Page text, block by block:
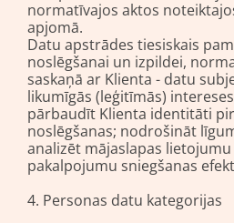
normatīvajos aktos
apjomā.
Datu apstrādes tiesiskais
noslēgšanai un izpildei,
saskaņā ar Klienta - datu
likumīgās (leģitīmās)
pārbaudīt Klienta identitāti
noslēgšanas; nodrošināt
analizēt mājaslapas
pakalpojumu sniegšanas
4. Personas datu kategorijas